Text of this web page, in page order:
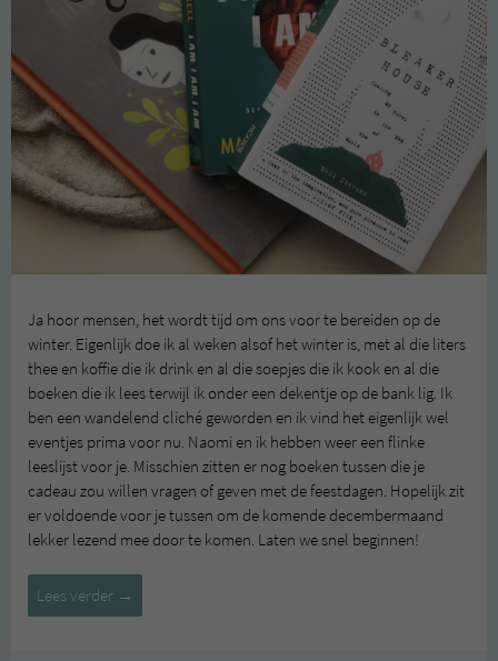
Ja hoor mensen, het wordt tijd om ons voor te bereiden op de
winter. Eigenlijk doe ik al weken alsof het winter is, met al die liters
thee en koffie die ik drink en al die soepjes die ik kook en al die
boeken die ik lees terwijl ik onder een dekentje op de bank lig. Ik
ben een wandelend cliché geworden en ik vind het eigenlijk wel
eventjes prima voor nu. Naomi en ik hebben weer een flinke
leeslijst voor je. Misschien zitten er nog boeken tussen die je
cadeau zou willen vragen of geven met de feestdagen. Hopelijk zit
er voldoende voor je tussen om de komende decembermaand
lekker lezend mee door te komen. Laten we snel beginnen!
Lees verder Boekenclub
#4
→